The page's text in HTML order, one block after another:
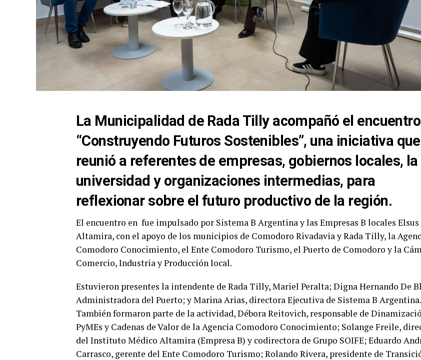
La Municipalidad de Rada Tilly acompañó el encuentro
“Construyendo Futuros Sostenibles”, una iniciativa que
reunió a referentes de empresas, gobiernos locales, la
universidad y organizaciones intermedias, para
reflexionar sobre el futuro productivo de la región.
El encuentro en fue impulsado por Sistema B Argentina y las Empresas B locales Elsus
Altamira, con el apoyo de los municipios de Comodoro Rivadavia y Rada Tilly, la
Comodoro Conocimiento, el Ente Comodoro Turismo, el Puerto de Comodoro y la
Comercio, Industria y Producción local.
Estuvieron presentes la intendente de Rada Tilly, Mariel Peralta; Digna Hernando De
Administradora del Puerto; y Marina Arias, directora Ejecutiva de Sistema B Argentina.
También formaron parte de la actividad, Débora Reitovich, responsable de
PyMEs y Cadenas de Valor de la Agencia Comodoro Conocimiento; Solange Freile,
del Instituto Médico Altamira (Empresa B) y codirectora de Grupo SOIFE; Eduardo
Carrasco, gerente del Ente Comodoro Turismo; Rolando Rivera, presidente de